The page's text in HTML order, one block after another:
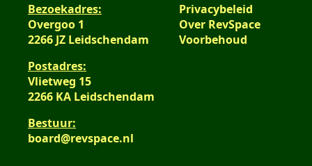
Bezoekadres:
Overgoo 1
2266 JZ Leidschendam
Postadres:
Vlietweg 15
2266 KA Leidschendam
Bestuur:
board@revspace.nl
Privacybeleid
Over RevSpace
Voorbehoud